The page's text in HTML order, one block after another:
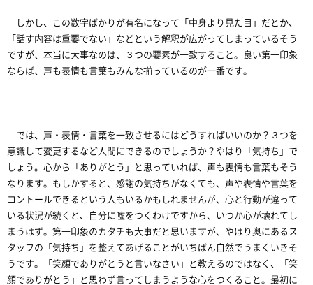
しかし、この数字ばかりが有名になって「中身より見た目」だとか、
「話す内容は重要でない」などという解釈が広がってしまっているそう
ですが、本当に大事なのは、３つの要素が一致すること。良い第一印象
ならば、声も表情も言葉もみんな揃っているのが一番です。
では、声・表情・言葉を一致させるにはどうすればいいのか？３つを
意識して変更するなど人間にできるのでしょうか？やはり「気持ち」で
しょう。心から「ありがとう」と思っていれば、声も表情も言葉もそう
なります。もしかすると、感謝の気持ちがなくても、声や表情や言葉を
コントールできるという人もいるかもしれませんが、心と行動が違って
いる状況が続くと、自分に嘘をつくわけですから、いつか心が壊れてし
まうはず。第一印象のカタチも大事だと思いますが、やはり奥にあるス
タッフの「気持ち」を整えてあげることがいちばん自然でうまくいきそ
うです。「笑顔でありがとうと言いなさい」と教えるのではなく、「笑
顔でありがとう」と思わず言ってしまうような心をつくること。最初に